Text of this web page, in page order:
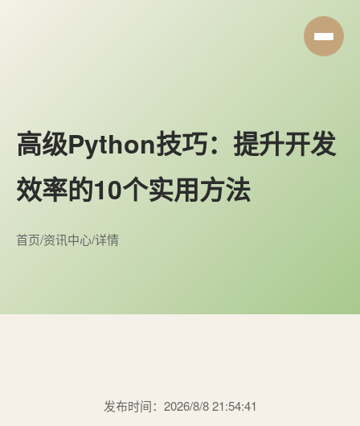
高级Python技巧：提升开发
效率的10个实用方法
首页/资讯中心/详情
发布时间：2026/8/8 21:54:41